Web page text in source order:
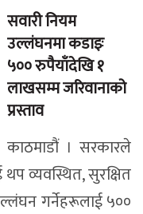
सवारी नियम
उल्लंघनमा कडाइः
५०० रुपैयाँदेखि १
लाखसम्म जरिवानाको
प्रस्ताव
काठमाडौं । सरकारले
थप व्यवस्थित, सुरक्षित
गर्नेहरूलाई ५००